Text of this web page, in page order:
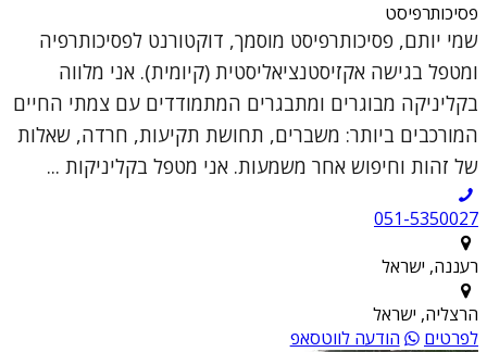
פסיכותרפיסט
שמי יותם, פסיכותרפיסט מוסמך, דוקטורנט לפסיכותרפיה
ומטפל בגישה אקזיסטנציאליסטית (קיומית). אני מלווה
בקליניקה מבוגרים ומתבגרים המתמודדים עם צמתי החיים
המורכבים ביותר: משברים, תחושת תקיעות, חרדה, שאלות
של זהות וחיפוש אחר משמעות. אני מטפל בקליניקות ...
051-5350027
רעננה, ישראל
הרצליה, ישראל
לפרטים
הודעה לווטסאפ